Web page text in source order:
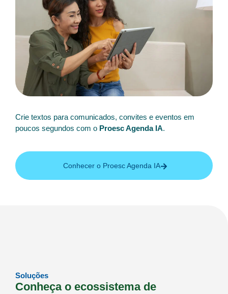
Crie textos para comunicados, convites e eventos em
poucos segundos com o Proesc Agenda IA.
Conhecer o Proesc Agenda IA
Soluções
Conheça o ecossistema de